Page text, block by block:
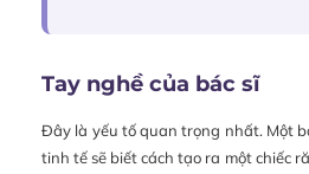
Tay nghề của bác sĩ
Đây là yếu tố quan trọng nhất. Một
tinh tế sẽ biết cách tạo ra một chiếc